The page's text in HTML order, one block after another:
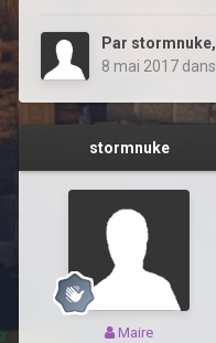
Par stormnuke,
8 mai 2017 dans
stormnuke
Maire